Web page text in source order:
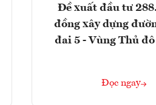
Đề xuất đầu tư
đồng xây dựng
đai 5 - Vùng Thủ
Đọc ngay